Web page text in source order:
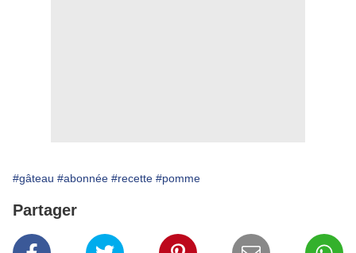
#gâteau #abonnée #recette #pomme
Partager